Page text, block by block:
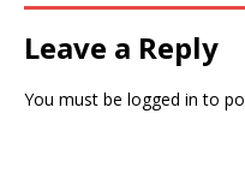
Leave a Reply
You must be logged in to